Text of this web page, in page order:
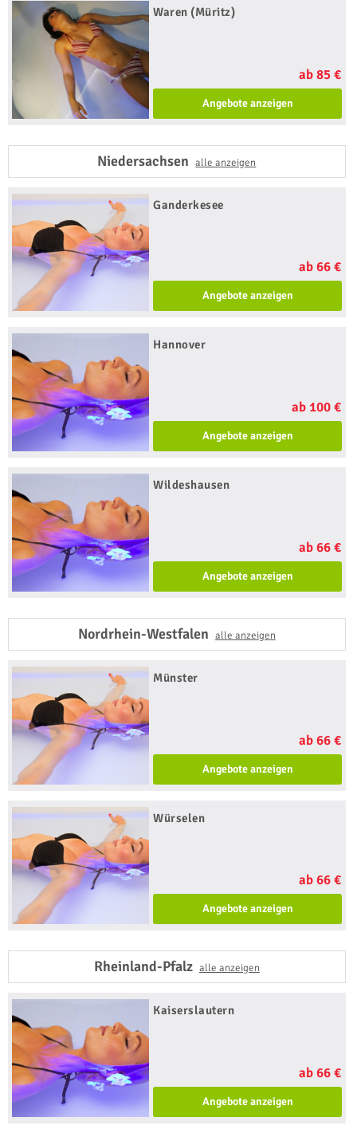
Waren (Müritz)
ab 85 €
Angebote anzeigen
Niedersachsenalle anzeigen
Ganderkesee
ab 66 €
Angebote anzeigen
Hannover
ab 100 €
Angebote anzeigen
Wildeshausen
ab 66 €
Angebote anzeigen
Nordrhein-Westfalen alle anzeigen
Münster
ab 66 €
Angebote anzeigen
Würselen
ab 66 €
Angebote anzeigen
Rheinland-Pfalz alle anzeigen
Kaiserslautern
ab 66 €
Angebote anzeigen